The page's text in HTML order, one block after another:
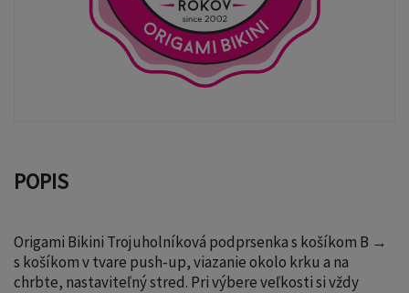
POPIS
Origami Bikini Trojuholníková podprsenka s košíkom B →
s košíkom v tvare push-up, viazanie okolo krku a na
chrbte, nastaviteľný stred. Pri výbere veľkosti si vždy